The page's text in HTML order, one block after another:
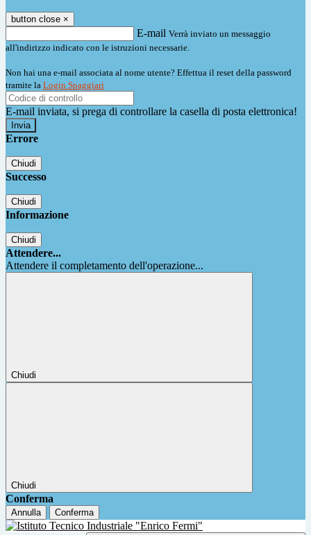
button close ×
E-mail Verrà inviato un messaggio
all'indirizzo indicato con le istruzioni necessarie.
Non hai una e-mail associata al nome utente? Effettua il reset della password
tramite la Login Spaggiari
E-mail inviata, si prega di controllare la casella di posta elettronica!
Errore
Chiudi
Successo
Chiudi
Informazione
Chiudi
Attendere...
Attendere il completamento dell'operazione...
Chiudi
Chiudi
Conferma
Annulla Conferma